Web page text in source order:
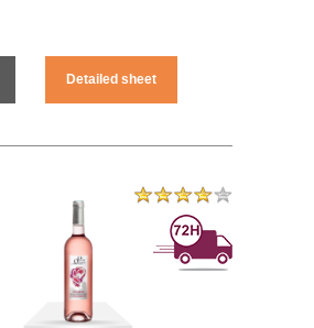
Detailed sheet